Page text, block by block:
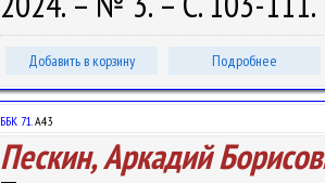
Добавить в корзину Подробнее
ББК 71.А43
Пескин, Аркадий